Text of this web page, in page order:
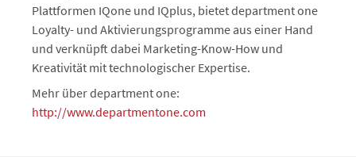
Plattformen IQone und IQplus, bietet department one
Loyalty- und Aktivierungsprogramme aus einer Hand
und verknüpft dabei Marketing-Know-How und
Kreativität mit technologischer Expertise.
Mehr über department one:
http://www.departmentone.com